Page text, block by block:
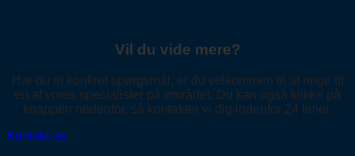
Vil du vide mere?
Har du et konkret spørgsmål, er du velkommen til at ringe til
en af vores specialister på området. Du kan også klikke på
knappen nedenfor, så kontakter vi dig indenfor 24 timer.
Kontakt os